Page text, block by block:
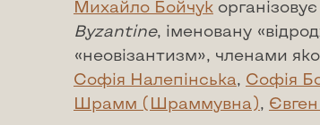
Михайло Бойчук
Byzantine, іменовану
«неовізантизм», членами
Софія Налепінська, Софія
Шрамм (Шраммувна),